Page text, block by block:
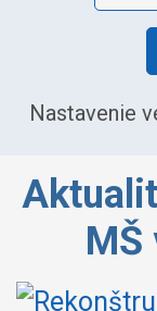
Nastavenie
MŠ